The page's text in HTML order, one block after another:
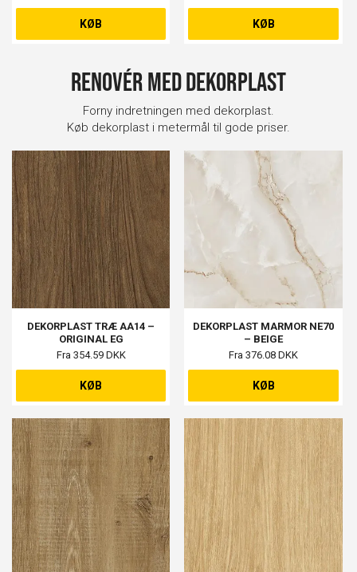
KØB KØB
Renovér med dekorplast
Forny indretningen med dekorplast.
Køb dekorplast i metermål til gode priser.
DEKORPLAST TRÆ AA14 –
ORIGINAL EG
Fra 354.59 DKK
KØB
DEKORPLAST MARMOR NE70
– BEIGE
Fra 376.08 DKK
KØB